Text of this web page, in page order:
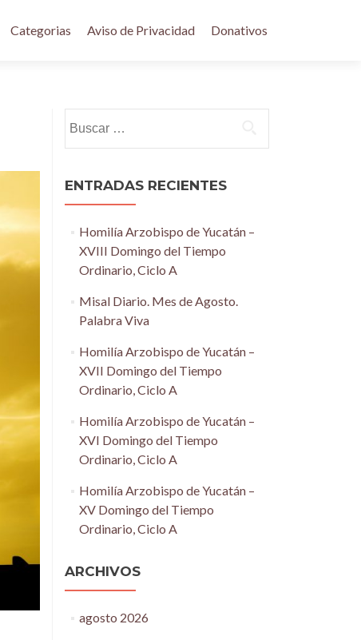
Categorias Aviso de Privacidad Donativos
ENTRADAS RECIENTES
Homilía Arzobispo de Yucatán –
XVIII Domingo del Tiempo
Ordinario, Ciclo A
Misal Diario. Mes de Agosto.
Palabra Viva
Homilía Arzobispo de Yucatán –
XVII Domingo del Tiempo
Ordinario, Ciclo A
Homilía Arzobispo de Yucatán –
XVI Domingo del Tiempo
Ordinario, Ciclo A
Homilía Arzobispo de Yucatán –
XV Domingo del Tiempo
Ordinario, Ciclo A
ARCHIVOS
agosto 2026